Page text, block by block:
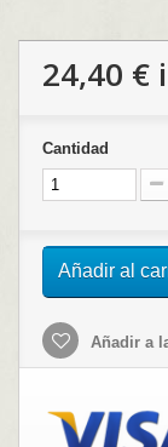
24,40 €
Cantidad
Añadir al
Añadir a